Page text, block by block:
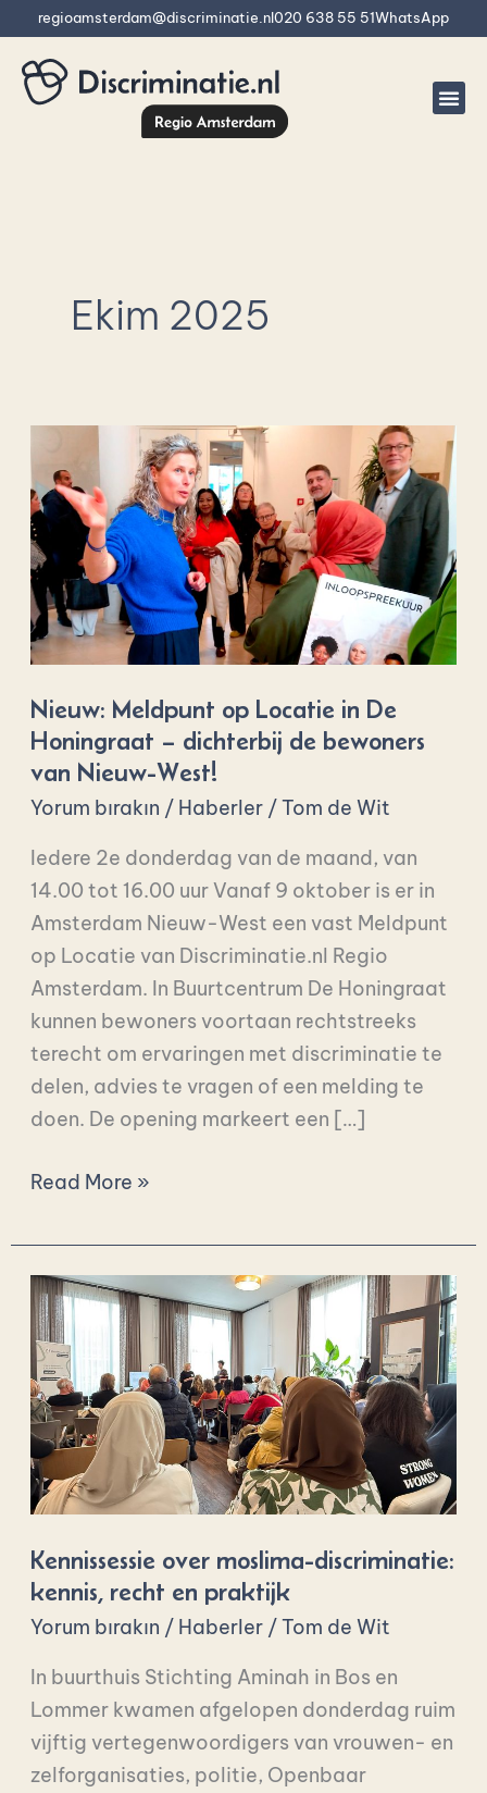
İçeriğeregioamsterdam@discriminatie.nl020 638 55 51WhatsApp
Ekim 2025
Nieuw: Meldpunt op Locatie in De
Honingraat – dichterbij de bewoners
van Nieuw-West!
Yorum bırakın / Haberler /Tom de Wit
Iedere 2e donderdag van de maand, van
14.00 tot 16.00 uur Vanaf 9 oktober is er in
Amsterdam Nieuw-West een vast Meldpunt
op Locatie van Discriminatie.nl Regio
Amsterdam. In Buurtcentrum De Honingraat
kunnen bewoners voortaan rechtstreeks
terecht om ervaringen met discriminatie te
delen, advies te vragen of een melding te
doen. De opening markeert een […]
Meldpunt
op
Locatie
in
De
Honingraat
–
dichterbij
de
bewoners
van
West!
Read More »
Kennissessie over moslima-discriminatie:
kennis, recht en praktijk
Yorum bırakın / Haberler /Tom de Wit
In buurthuis Stichting Aminah in Bos en
Lommer kwamen afgelopen donderdag ruim
vijftig vertegenwoordigers van vrouwen- en
zelforganisaties, politie, Openbaar
Kennissessie
over
moslima-
discriminatie:
kennis,
recht
en
praktijk